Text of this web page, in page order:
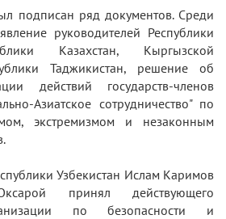
подписан ряд документов. Среди
руководителей Республики
Казахстан, Кыргызской
Таджикистан, решение об
действий государств-членов
Азиатское сотрудничество" по
экстремизмом и незаконным
Узбекистан Ислам Каримов
принял действующего
по безопасности и